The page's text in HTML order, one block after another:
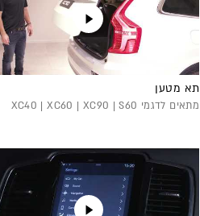
תא מטען
מתאים לדגמי XC40 | XC60 | XC90 | S60